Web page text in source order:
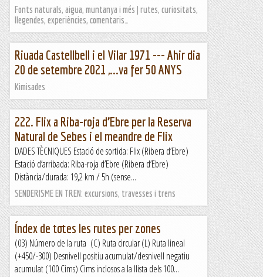
Fonts naturals, aigua, muntanya i més | rutes, curiositats,
llegendes, experiències, comentaris…
Riuada Castellbell i el Vilar 1971 --- Ahir dia
20 de setembre 2021 ,...va fer 50 ANYS
Kimisades
222. Flix a Riba-roja d’Ebre per la Reserva
Natural de Sebes i el meandre de Flix
DADES TÈCNIQUES Estació de sortida: Flix (Ribera d’Ebre)
Estació d’arribada: Riba-roja d’Ebre (Ribera d’Ebre)
Distància/durada: 19,2 km / 5h (sense...
SENDERISME EN TREN: excursions, travesses i trens
Índex de totes les rutes per zones
(03) Número de la ruta (C) Ruta circular (L) Ruta lineal
(+450/-300) Desnivell positiu acumulat/desnivell negatiu
acumulat (100 Cims) Cims inclosos a la llista dels 100...